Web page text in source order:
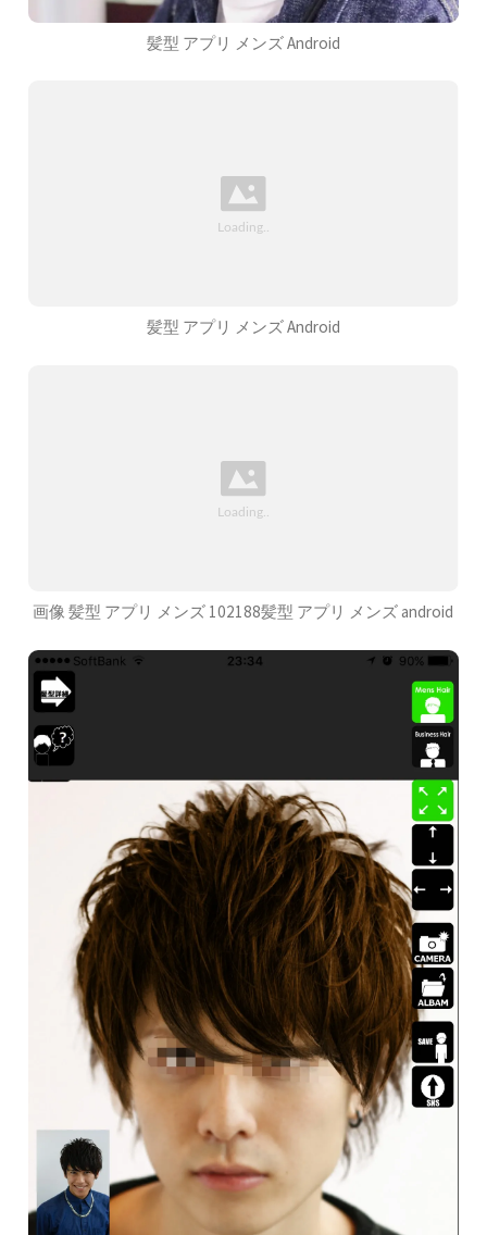
髪型 アプリ メンズ Android
髪型 アプリ メンズ Android
画像 髪型 アプリ メンズ 102188髪型 アプリ メンズ android